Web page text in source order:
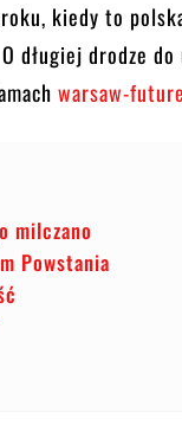
kiedy to
długiej drodze
warsaw-
milczano
Powstania